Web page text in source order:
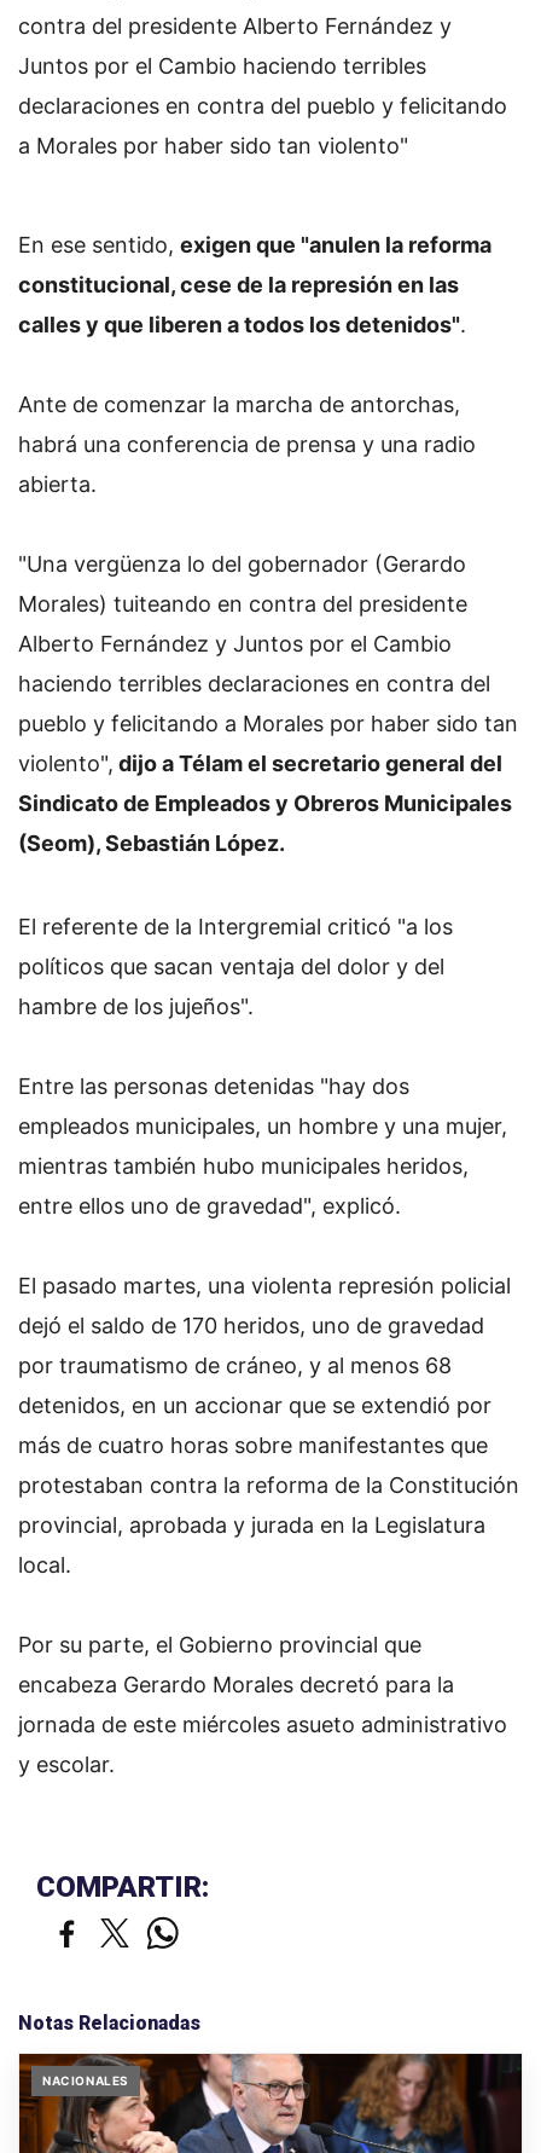
contra del presidente Alberto Fernández y
Juntos por el Cambio haciendo terribles
declaraciones en contra del pueblo y felicitando
a Morales por haber sido tan violento"
En ese sentido, exigen que "anulen la reforma
constitucional, cese de la represión en las
calles y que liberen a todos los detenidos".
Ante de comenzar la marcha de antorchas,
habrá una conferencia de prensa y una radio
abierta.
"Una vergüenza lo del gobernador (Gerardo
Morales) tuiteando en contra del presidente
Alberto Fernández y Juntos por el Cambio
haciendo terribles declaraciones en contra del
pueblo y felicitando a Morales por haber sido tan
violento", dijo a Télam el secretario general del
Sindicato de Empleados y Obreros Municipales
(Seom), Sebastián López.
El referente de la Intergremial criticó "a los
políticos que sacan ventaja del dolor y del
hambre de los jujeños".
Entre las personas detenidas "hay dos
empleados municipales, un hombre y una mujer,
mientras también hubo municipales heridos,
entre ellos uno de gravedad", explicó.
El pasado martes, una violenta represión policial
dejó el saldo de 170 heridos, uno de gravedad
por traumatismo de cráneo, y al menos 68
detenidos, en un accionar que se extendió por
más de cuatro horas sobre manifestantes que
protestaban contra la reforma de la Constitución
provincial, aprobada y jurada en la Legislatura
local.
Por su parte, el Gobierno provincial que
encabeza Gerardo Morales decretó para la
jornada de este miércoles asueto administrativo
y escolar.
COMPARTIR:
Notas Relacionadas
NACIONALES